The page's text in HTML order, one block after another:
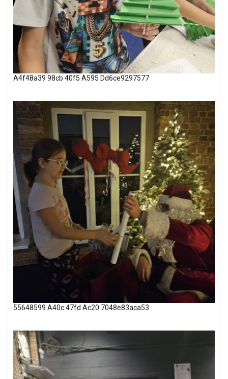
A4f48a39 98cb 40f5 A595 Dd6ce9297577
55648599 A40c 47fd Ac20 7048e83aca53